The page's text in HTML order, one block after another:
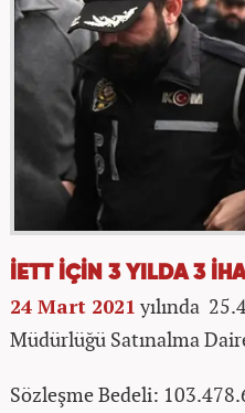
İETT İÇİN 3 YILDA 3
24 Mart 2021 yılında
Müdürlüğü Satınalma
Sözleşme Bedeli: